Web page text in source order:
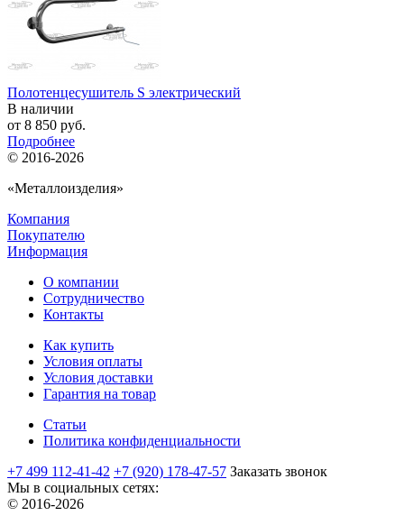
Полотенцесушитель S электрический
В наличии
от 8 850 руб.
Подробнее
© 2016-2026
«Металлоизделия»
Компания
Покупателю
Информация
О компании
Сотрудничество
Контакты
Как купить
Условия оплаты
Условия доставки
Гарантия на товар
Статьи
Политика конфиденциальности
+7 499 112-41-42 +7 (920) 178-47-57 Заказать звонок
Мы в социальных сетях:
© 2016-2026